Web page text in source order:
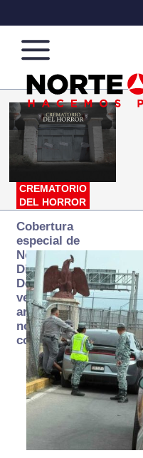
Norte
de
Ciudad
Más
que
noticias,
hacemos periodismo
CREMATORIO
DEL HORROR
Cobertura
especial de
Norte
Digital:
Donde la
verdad
arde… pero
no se
consume